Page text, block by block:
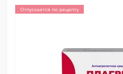
Отпускается по рецепту